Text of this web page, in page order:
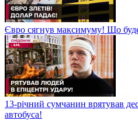
Євро сягнув максимуму! Що
13-річний сумчанин врятував
автобуса!